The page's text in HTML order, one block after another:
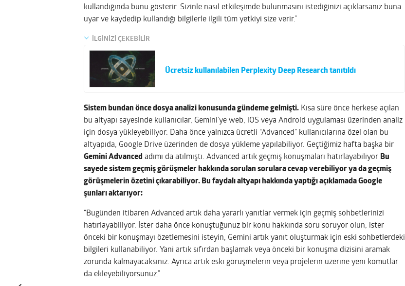
kullandığında bunu gösterir. Sizinle nasıl etkileşimde bulunmasını istediğinizi açıklarsanız buna
uyar ve kaydedip kullandığı bilgilerle ilgili tüm yetkiyi size verir.”
İLGİNİZİ ÇEKEBİLİR
Ücretsiz kullanılabilen Perplexity Deep Research tanıtıldı
Sistem bundan önce dosya analizi konusunda gündeme gelmişti. Kısa süre önce herkese açılan
bu altyapı sayesinde kullanıcılar, Gemini’ye web, iOS veya Android uygulaması üzerinden analiz
için dosya yükleyebiliyor. Daha önce yalnızca ücretli “Advanced” kullanıcılarına özel olan bu
altyapıda, Google Drive üzerinden de dosya yükleme yapılabiliyor. Geçtiğimiz hafta başka bir
Gemini Advanced adımı da atılmıştı. Advanced artık geçmiş konuşmaları hatırlayabiliyor Bu
sayede sistem geçmiş görüşmeler hakkında sorulan sorulara cevap verebiliyor ya da geçmiş
görüşmelerin özetini çıkarabiliyor. Bu faydalı altyapı hakkında yaptığı açıklamada Google
şunları aktarıyor:
“Bugünden itibaren Advanced artık daha yararlı yanıtlar vermek için geçmiş sohbetlerinizi
hatırlayabiliyor. İster daha önce konuştuğunuz bir konu hakkında soru soruyor olun, ister
önceki bir konuşmayı özetlemesini isteyin, Gemini artık yanıt oluşturmak için eski sohbetlerdeki
bilgileri kullanabiliyor. Yani artık sıfırdan başlamak veya önceki bir konuşma dizisini aramak
zorunda kalmayacaksınız. Ayrıca artık eski görüşmelerin veya projelerin üzerine yeni komutlar
da ekleyebiliyorsunuz.”